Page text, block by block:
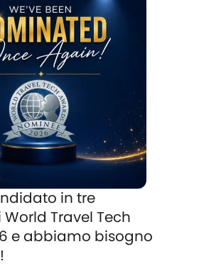
in tre
Travel Tech
e abbiamo bisogno